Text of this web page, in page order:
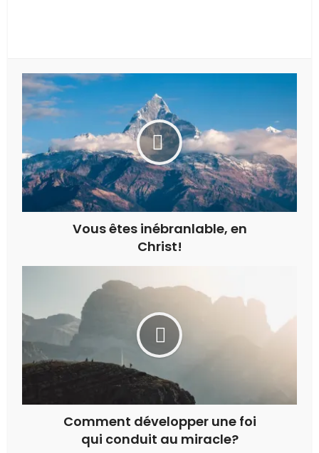
Vous êtes inébranlable, en
Christ!
Comment développer une foi
qui conduit au miracle?